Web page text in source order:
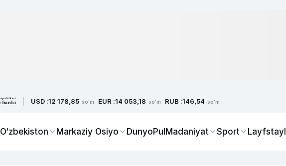
USD :12 178,85 so'm EUR :14 053,18 so'm RUB :146,54 so'm
O‘zbekiston Markaziy Osiyo DunyoPulMadaniyat Sport Layfstayl